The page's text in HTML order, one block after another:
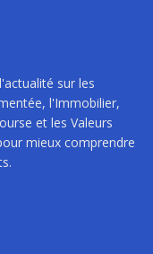
sur les
l'Immobilier,
et les Valeurs
mieux comprendre